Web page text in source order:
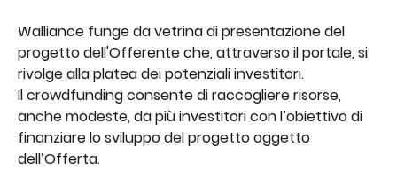
Walliance funge da vetrina di presentazione del
progetto dell'Offerente che, attraverso il portale, si
rivolge alla platea dei potenziali investitori.
Il crowdfunding consente di raccogliere risorse,
anche modeste, da più investitori con l’obiettivo di
finanziare lo sviluppo del progetto oggetto
dell’Offerta.